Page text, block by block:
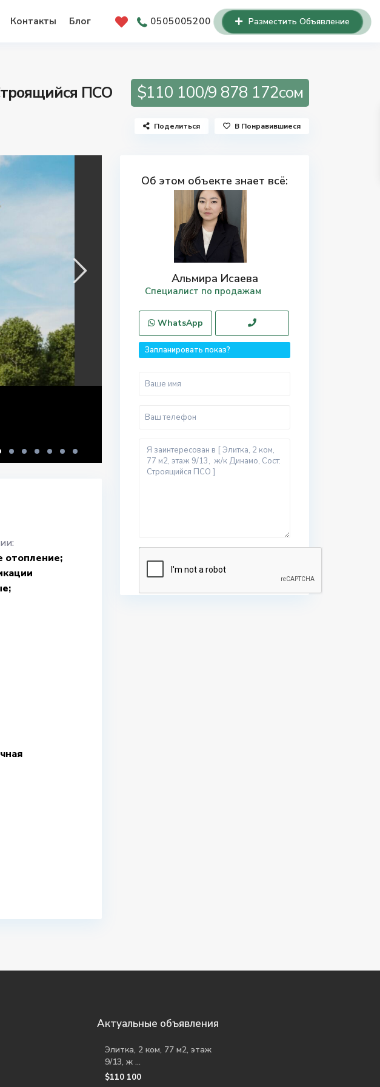
0505005200 Разместить Объявление
Контакты Блог
ПСО $110 100/9 878 172сом
Поделиться В Понравившиеся
отопление;
Об этом объекте знает всё:
Альмира Исаева
Специалист по продажам
WhatsApp
Запланировать показ?
Актуальные объявления
Элитка, 2 ком, 77 м2, этаж
9/13, ж ...
$110 100